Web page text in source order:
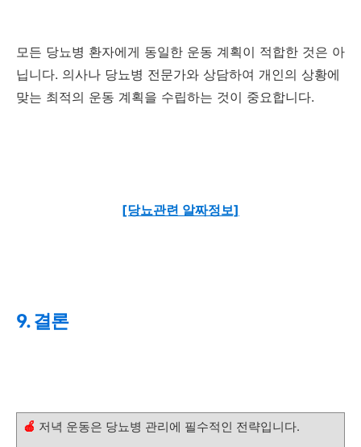
모든 당뇨병 환자에게 동일한 운동 계획이 적합한 것은 아
닙니다. 의사나 당뇨병 전문가와 상담하여 개인의 상황에
맞는 최적의 운동 계획을 수립하는 것이 중요합니다.
[당뇨관련 알짜정보]
9. 결론
🍎 저녁 운동은 당뇨병 관리에 필수적인 전략입니다.